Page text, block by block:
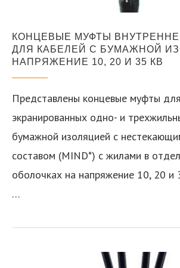
КОНЦЕВЫЕ МУФТЫ
ДЛЯ КАБЕЛЕЙ С БУМАЖНОЙ
НАПРЯЖЕНИЕ 10, 20 И 35 КВ
Представлены концевые муфты для
экранированных одно- и
бумажной изоляцией с
составом (MIND*) с жилами в
оболочках на напряжение 10, 20 и
…